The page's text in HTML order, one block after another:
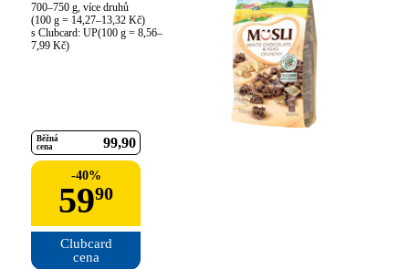
700–750 g, více druhů
(100 g = 14,27–13,32 Kč)
s Clubcard: UP(100 g = 8,56–
7,99 Kč)
Běžná
cena
99 90
-40%
5990
Clubcard
cena